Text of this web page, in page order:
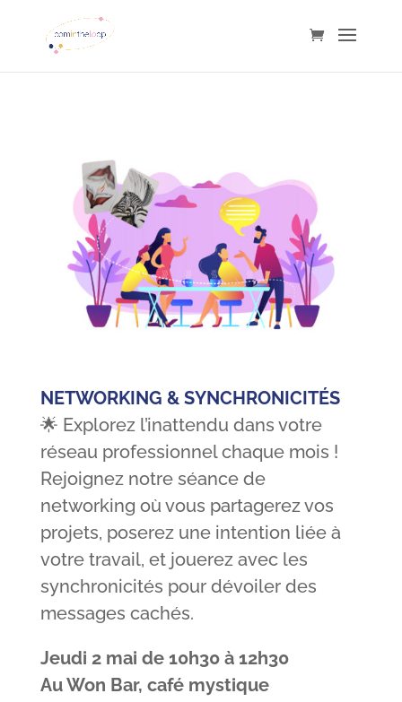
NETWORKING & SYNCHRONICITÉS
🌟 Explorez l’inattendu dans votre
réseau professionnel chaque mois !
Rejoignez notre séance de
networking où vous partagerez vos
projets, poserez une intention liée à
votre travail, et jouerez avec les
synchronicités pour dévoiler des
messages cachés.
Jeudi 2 mai de 10h30 à 12h30
Au Won Bar, café mystique